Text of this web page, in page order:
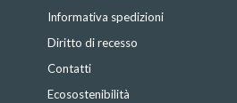
Informativa spedizioni
Diritto di recesso
Contatti
Ecosostenibilità